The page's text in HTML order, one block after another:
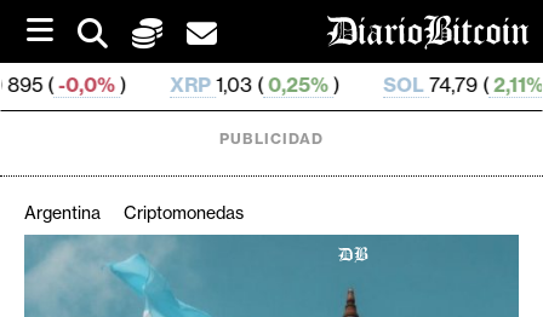
i
p
t
o
XRP1,03 (0,25%) SOL74,79 ( 2,11%) TRX
C
PUBLICIDAD
Argentina Criptomonedas